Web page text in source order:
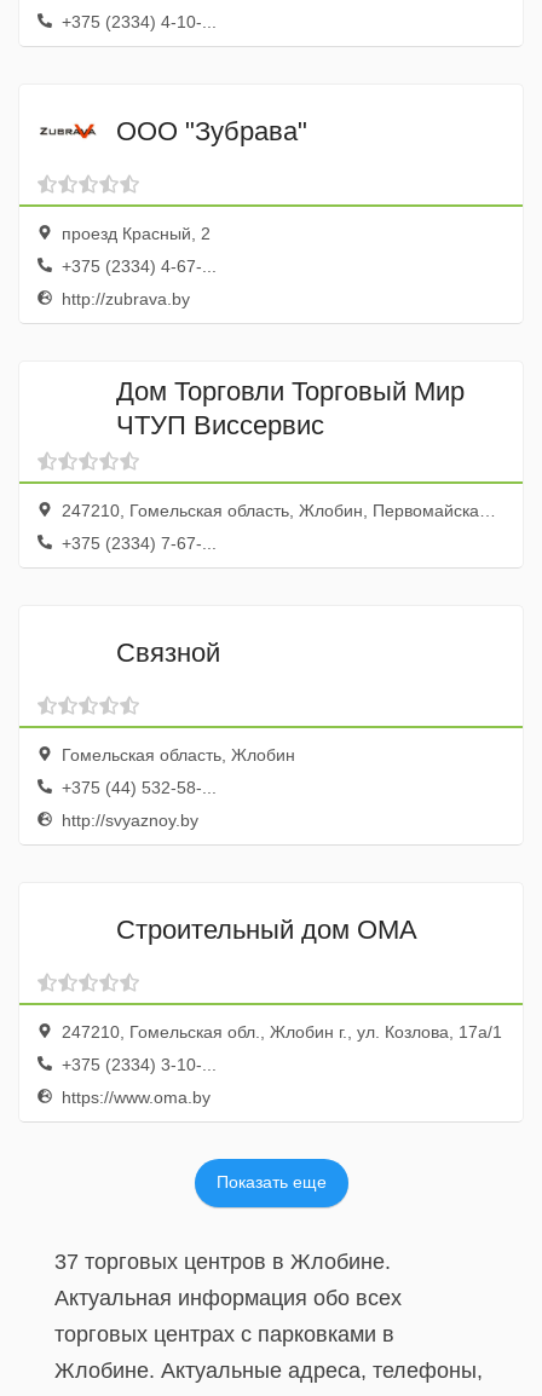
+375 (2334) 4-10-...
ООО "Зубрава"
проезд Красный, 2
+375 (2334) 4-67-...
http://zubrava.by
Дом Торговли Торговый Мир
ЧТУП Виссервис
247210, Гомельская область, Жлобин, Первомайская улица, 59
+375 (2334) 7-67-...
Связной
Гомельская область, Жлобин
+375 (44) 532-58-...
http://svyaznoy.by
Строительный дом ОМА
247210, Гомельская обл., Жлобин г., ул. Козлова, 17а/1
+375 (2334) 3-10-...
https://www.oma.by
Показать еще
37 торговых центров в Жлобине.
Актуальная информация обо всех
торговых центрах с парковками в
Жлобине. Актуальные адреса, телефоны,